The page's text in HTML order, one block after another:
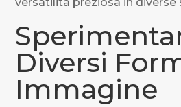
Diversi
Immagine